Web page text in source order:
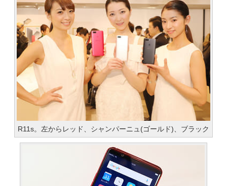
R11s。左からレッド、シャンパーニュ(ゴールド)、ブラック